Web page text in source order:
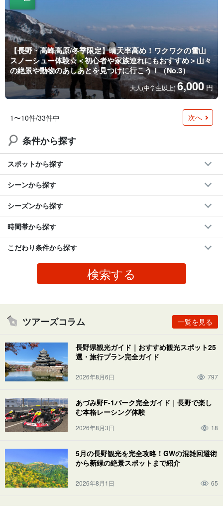
【長野・高峰高原/冬季限定】晴天率高め！ワクワクの雪山
スノーシュー体験☆＜初心者や家族連れにもおすすめ＞山々
の絶景や動物のあしあとを見つけに行こう！（No.3）
大人(中学生以上) 6,000 円
1〜10件/33件中 次へ
条件から探す
スポットから探す
シーンから探す
シーズンから探す
時間帯から探す
こだわり条件から探す
ツアーズコラム 一覧を見る
長野県観光ガイド｜おすすめ観光スポット25
選・旅行プラン完全ガイド
2026年8月6日 797
あづみ野F-1パーク完全ガイド｜長野で楽し
む本格レーシング体験
2026年8月3日 18
5月の長野観光を完全攻略！GWの混雑回避術
から新緑の絶景スポットまで紹介
2026年8月1日 65